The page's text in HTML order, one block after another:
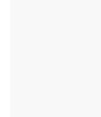
règles générales
et des délégations
(commissaires aux